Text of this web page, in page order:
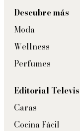
Descubre más
Moda
Wellness
Perfumes
Editorial
Caras
Cocina Fácil